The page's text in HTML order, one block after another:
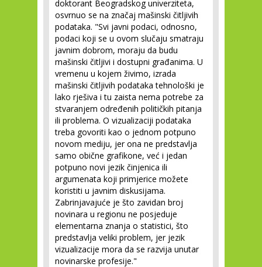
doktorant Beogradskog univerziteta,
osvrnuo se na značaj mašinski čitljivih
podataka. "Svi javni podaci, odnosno,
podaci koji se u ovom slučaju smatraju
javnim dobrom, moraju da budu
mašinski čitljivi i dostupni građanima. U
vremenu u kojem živimo, izrada
mašinski čitljivih podataka tehnološki je
lako rješiva i tu zaista nema potrebe za
stvaranjem određenih političkih pitanja
ili problema. O vizualizaciji podataka
treba govoriti kao o jednom potpuno
novom mediju, jer ona ne predstavlja
samo obične grafikone, već i jedan
potpuno novi jezik činjenica ili
argumenata koji primjerice možete
koristiti u javnim diskusijama.
Zabrinjavajuće je što zavidan broj
novinara u regionu ne posjeduje
elementarna znanja o statistici, što
predstavlja veliki problem, jer jezik
vizualizacije mora da se razvija unutar
novinarske profesije."